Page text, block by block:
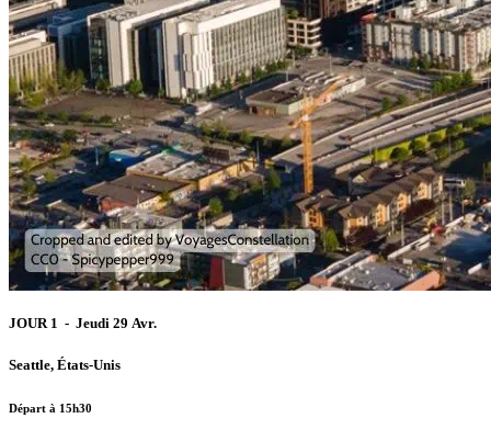
JOUR 1 - Jeudi 29 Avr.
Seattle, États-Unis
Départ à 15h30